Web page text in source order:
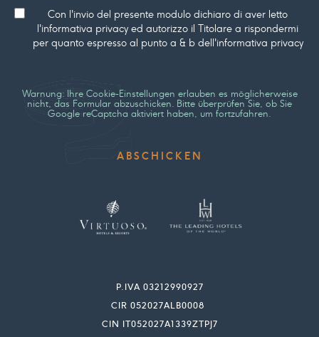
Consenso
Con l'invio del presente modulo dichiaro di aver letto
l'informativa privacy ed autorizzo il Titolare a rispondermi
per quanto espresso al punto a & b dell'informativa privacy
Warnung: Ihre Cookie-Einstellungen erlauben es möglicherweise
nicht, das Formular abzuschicken. Bitte überprüfen Sie, ob Sie
Google reCaptcha aktiviert haben, um fortzufahren.
P.IVA 03212990927
CIR 052027ALB0008
CIN IT052027A1339ZTPJ7